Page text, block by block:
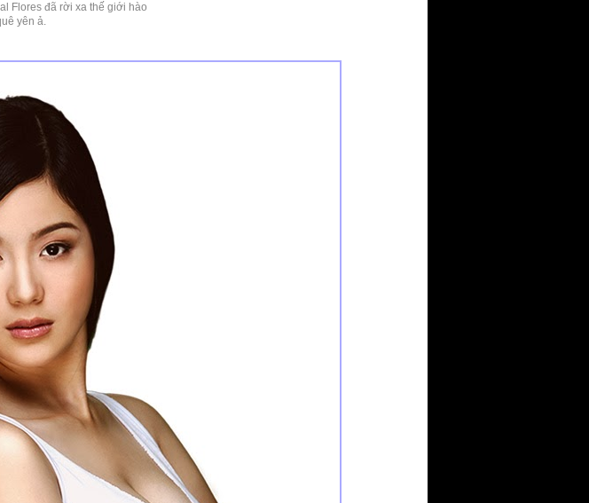
Flores đã rời xa thế giới hào
yên ả.